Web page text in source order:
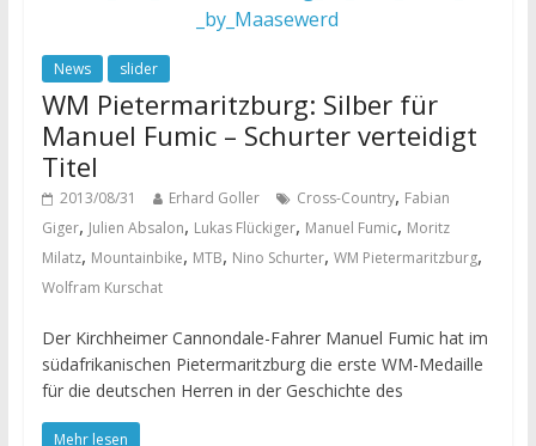
News slider
WM Pietermaritzburg: Silber für
Manuel Fumic – Schurter verteidigt
Titel
2013/08/31 Erhard Goller Cross-Country, Fabian
Giger, Julien Absalon, Lukas Flückiger, Manuel Fumic, Moritz
Milatz, Mountainbike, MTB, Nino Schurter, WM Pietermaritzburg,
Wolfram Kurschat
Der Kirchheimer Cannondale-Fahrer Manuel Fumic hat im
südafrikanischen Pietermaritzburg die erste WM-Medaille
für die deutschen Herren in der Geschichte des
Mehr lesen